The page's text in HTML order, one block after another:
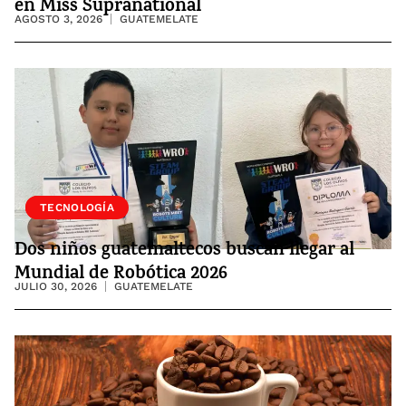
en Miss Supranational
AGOSTO 3, 2026 GUATEMELATE
SOCIEDAD
TECNOLOGÍA
Dos niños guatemaltecos buscan llegar al
Mundial de Robótica 2026
JULIO 30, 2026 GUATEMELATE